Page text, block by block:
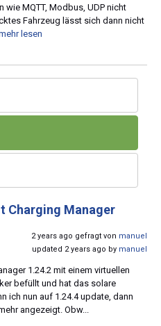
wie MQTT, Modbus, UDP nicht
Fahrzeug lässt sich dann nicht
lesen
Charging Manager
2 years ago gefragt von manuel
updated 2 years ago by manuel
1.24.2 mit einem virtuellen
befüllt und hat das solare
ich nun auf 1.24.4 update, dann
angezeigt. Obw...